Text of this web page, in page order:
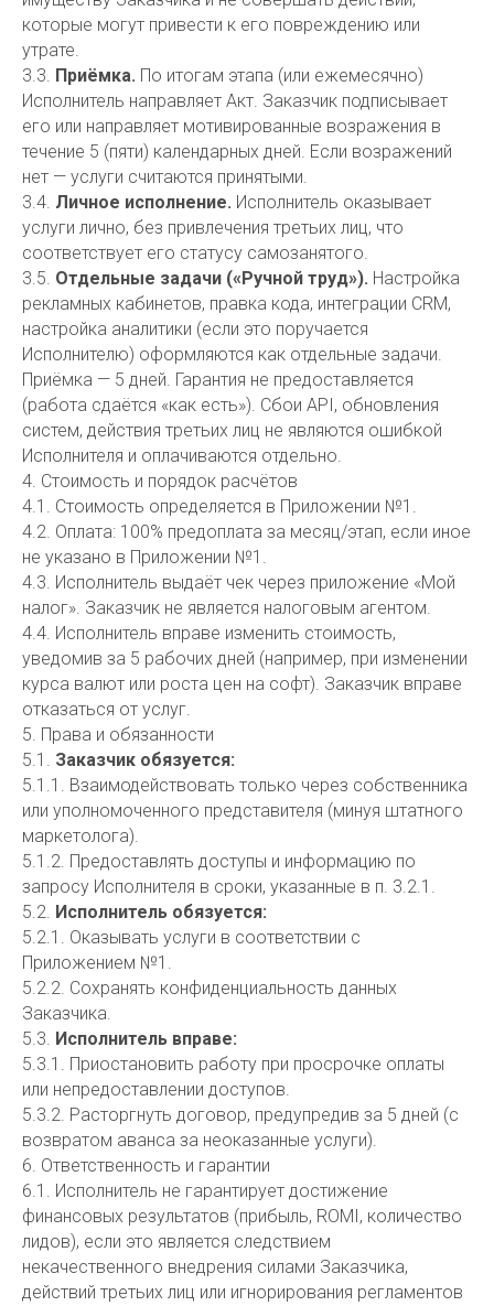
которые могут привести к его повреждению или
утрате.
3.3. Приёмка. По итогам этапа (или ежемесячно)
Исполнитель направляет Акт. Заказчик подписывает
его или направляет мотивированные возражения в
течение 5 (пяти) календарных дней. Если возражений
нет — услуги считаются принятыми.
3.4. Личное исполнение. Исполнитель оказывает
услуги лично, без привлечения третьих лиц, что
соответствует его статусу самозанятого.
3.5. Отдельные задачи («Ручной труд»). Настройка
рекламных кабинетов, правка кода, интеграции CRM,
настройка аналитики (если это поручается
Исполнителю) оформляются как отдельные задачи.
Приёмка — 5 дней. Гарантия не предоставляется
(работа сдаётся «как есть»). Сбои API, обновления
систем, действия третьих лиц не являются ошибкой
Исполнителя и оплачиваются отдельно.
4. Стоимость и порядок расчётов
4.1. Стоимость определяется в Приложении №1.
4.2. Оплата: 100% предоплата за месяц/этап, если иное
не указано в Приложении №1.
4.3. Исполнитель выдаёт чек через приложение «Мой
налог». Заказчик не является налоговым агентом.
4.4. Исполнитель вправе изменить стоимость,
уведомив за 5 рабочих дней (например, при изменении
курса валют или роста цен на софт). Заказчик вправе
отказаться от услуг.
5. Права и обязанности
5.1. Заказчик обязуется:
5.1.1. Взаимодействовать только через собственника
или уполномоченного представителя (минуя штатного
маркетолога).
5.1.2. Предоставлять доступы и информацию по
запросу Исполнителя в сроки, указанные в п. 3.2.1.
5.2. Исполнитель обязуется:
5.2.1. Оказывать услуги в соответствии с
Приложением №1.
5.2.2. Сохранять конфиденциальность данных
Заказчика.
5.3. Исполнитель вправе:
5.3.1. Приостановить работу при просрочке оплаты
или непредоставлении доступов.
5.3.2. Расторгнуть договор, предупредив за 5 дней (с
возвратом аванса за неоказанные услуги).
6. Ответственность и гарантии
6.1. Исполнитель не гарантирует достижение
финансовых результатов (прибыль, ROMI, количество
лидов), если это является следствием
некачественного внедрения силами Заказчика,
действий третьих лиц или игнорирования регламентов